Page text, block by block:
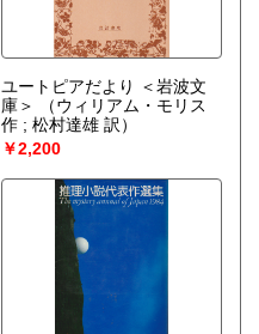
ユートピアだより ＜岩波文
庫＞
（ウィリアム・モリス
作 ; 松村達雄 訳）
￥2,200